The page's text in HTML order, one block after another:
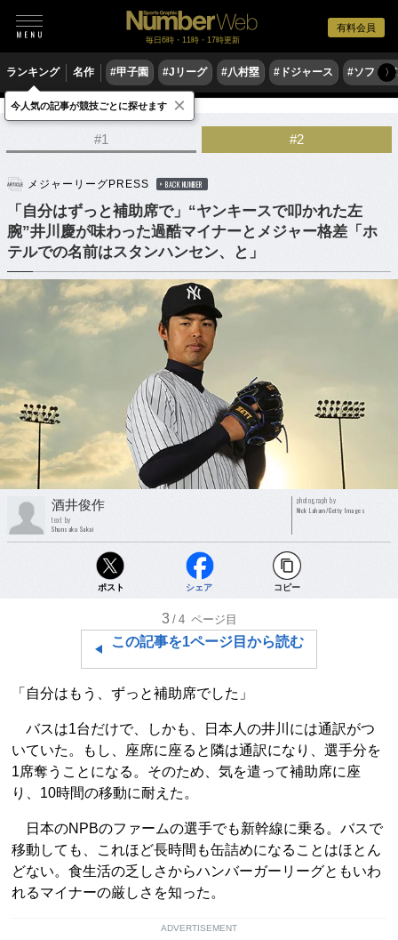
有料会員
毎日6時・11時・17時更新
ランキング 名作 #甲子園 #Jリーグ #八村塁 #ドジャース #ソフト〉
野球 MLB
#1 #2
メジャーリーグPRESS BACK NUMBER
「自分はずっと補助席で」“ヤンキースで叩かれた左
腕”井川慶が味わった過酷マイナーとメジャー格差「ホ
テルでの名前はスタンハンセン、と」
酒井俊作
text by
Shunsaku Sakai
photograph by
Nick Laham/Getty Images
ポスト シェア コピー
3 /4 ページ目
この記事を1ページ目から読む
「自分はもう、ずっと補助席でした」
バスは1台だけで、しかも、日本人の井川には通訳がつ
いていた。もし、座席に座ると隣は通訳になり、選手分を
1席奪うことになる。そのため、気を遣って補助席に座
り、10時間の移動に耐えた。
日本のNPBのファームの選手でも新幹線に乗る。バスで
移動しても、これほど長時間も缶詰めになることはほとん
どない。食生活の乏しさからハンバーガーリーグともいわ
れるマイナーの厳しさを知った。
ADVERTISEMENT
今人気の記事が競技ごとに探せます ×